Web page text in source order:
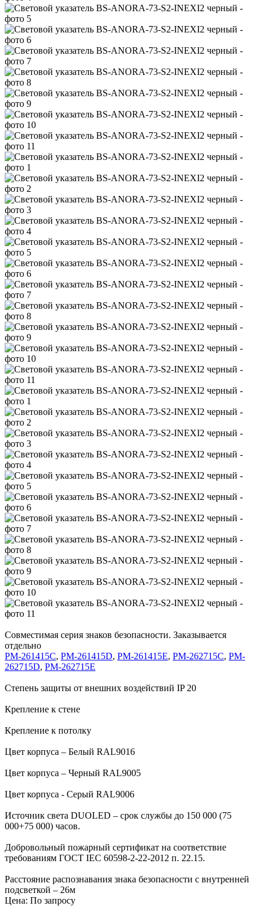
Совместимая серия знаков безопасности. Заказывается
отдельно
PM-261415C, PM-261415D, PM-261415E, PM-262715C, PM-
262715D, PM-262715E
Степень защиты от внешних воздействий IP 20
Крепление к стене
Крепление к потолку
Цвет корпуса – Белый RAL9016
Цвет корпуса – Черный RAL9005
Цвет корпуса - Серый RAL9006
Источник света DUOLED – срок службы до 150 000 (75
000+75 000) часов.
Добровольный пожарный сертификат на соответствие
требованиям ГОСТ IEC 60598-2-22-2012 п. 22.15.
Расстояние распознавания знака безопасности с внутренней
подсветкой – 26м
Цена: По запросу